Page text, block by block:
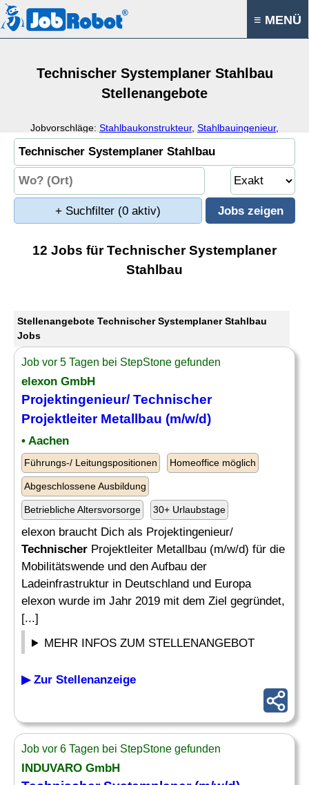
≡ MENÜ
Technischer Systemplaner Stahlbau
Stellenangebote
Jobvorschläge: Stahlbaukonstrukteur, Stahlbauingenieur,
Stahlbautechniker,Stahlbau
+ Suchfilter (0 aktiv)
12 Jobs für Technischer Systemplaner
Stahlbau
Stellenangebote Technischer Systemplaner Stahlbau
Jobs
Job vor 5 Tagen bei StepStone gefunden
elexon GmbH
Projektingenieur/ Technischer
Projektleiter Metallbau (m/w/d)
• Aachen
Führungs-/ Leitungspositionen Homeoffice möglich
Abgeschlossene Ausbildung
Betriebliche Altersvorsorge 30+ Urlaubstage
elexon braucht Dich als Projektingenieur/
Technischer Projektleiter Metallbau (m/w/d) für die
Mobilitätswende und den Aufbau der
Ladeinfrastruktur in Deutschland und Europa
elexon wurde im Jahr 2019 mit dem Ziel gegründet,
[...]
MEHR INFOS ZUM STELLENANGEBOT
▶ Zur Stellenanzeige
Job vor 6 Tagen bei StepStone gefunden
INDUVARO GmbH